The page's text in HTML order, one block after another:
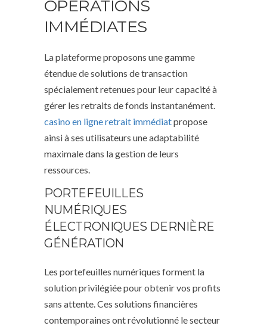
OPÉRATIONS
IMMÉDIATES
La plateforme proposons une gamme
étendue de solutions de transaction
spécialement retenues pour leur capacité à
gérer les retraits de fonds instantanément.
casino en ligne retrait immédiatpropose
ainsi à ses utilisateurs une adaptabilité
maximale dans la gestion de leurs
ressources.
PORTEFEUILLES
NUMÉRIQUES
ÉLECTRONIQUES DERNIÈRE
GÉNÉRATION
Les portefeuilles numériques forment la
solution privilégiée pour obtenir vos profits
sans attente. Ces solutions financières
contemporaines ont révolutionné le secteur